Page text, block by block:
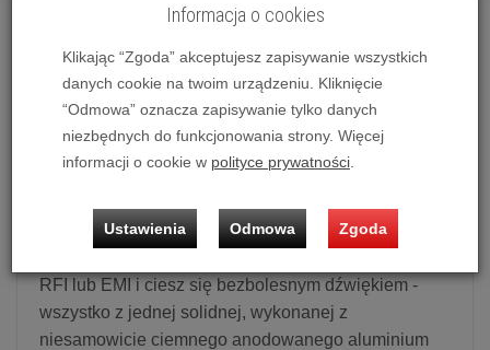
audio. Niezależnie od konfiguracji i specyfikacji
albo taki i taki, PowerStation zadba o to by otrzymał
super ciche zasilanie.
Power To The People
iFi PowerStation jest przeznaczona dla każdego, kto
wariantach - UK, EU i AU z 6 pojedynczymi
RFI lub EMI i ciesz się bezbolesnym dźwiękiem -
wszystko z jednej solidnej, wykonanej z
niesamowicie ciemnego anodowanego aluminium
Informacja o cookies
Klikając “Zgoda” akceptujesz zapisywanie wszystkich
danych cookie na twoim urządzeniu. Kliknięcie
“Odmowa” oznacza zapisywanie tylko danych
niezbędnych do funkcjonowania strony. Więcej
informacji o cookie w polityce prywatności.
Ustawienia Odmowa Zgoda